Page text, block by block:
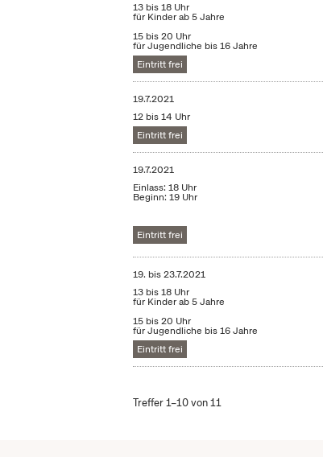
13 bis 18 Uhr
für Kinder ab 5 Jahre
15 bis 20 Uhr
für Jugendliche bis 16 Jahre
Eintritt frei
19.7.2021
12 bis 14 Uhr
Eintritt frei
19.7.2021
Einlass: 18 Uhr
Beginn: 19 Uhr
Eintritt frei
19. bis23.7.2021
13 bis 18 Uhr
für Kinder ab 5 Jahre
15 bis 20 Uhr
für Jugendliche bis 16 Jahre
Eintritt frei
Treffer 1–10 von 11